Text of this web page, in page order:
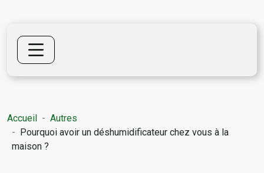
Accueil
Autres
Pourquoi avoir un déshumidificateur chez vous à la
maison ?